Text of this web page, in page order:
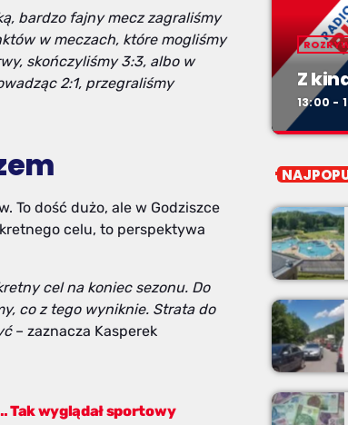
bardzo fajny mecz zagraliśmy
w meczach, które mogliśmy
skończyliśmy 3:3, albo w
2:1, przegraliśmy
To dość dużo, ale w Godziszce
celu, to perspektywa
cel na koniec sezonu. Do
co z tego wyniknie. Strata do
– zaznacza Kasperek
wyglądał sportowy
Z
13:00 -
Z
Z Kina